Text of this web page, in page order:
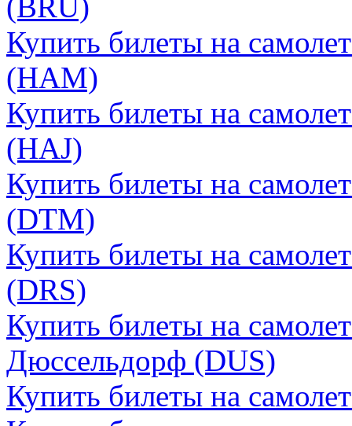
Купить билеты на
(HAM)
Купить билеты на
(HAJ)
Купить билеты на
(DTM)
Купить билеты на
(DRS)
Купить билеты на
Дюссельдорф (DUS)
Купить билеты на